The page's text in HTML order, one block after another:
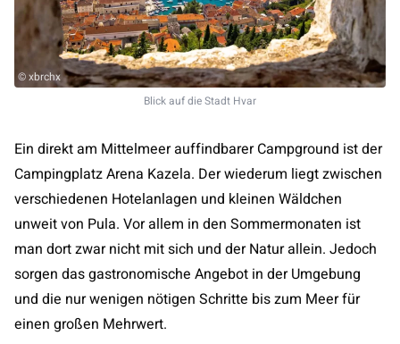
© xbrchx
Blick auf die Stadt Hvar
Ein direkt am Mittelmeer auffindbarer Campground ist der
Campingplatz Arena Kazela. Der wiederum liegt zwischen
verschiedenen Hotelanlagen und kleinen Wäldchen
unweit von Pula. Vor allem in den Sommermonaten ist
man dort zwar nicht mit sich und der Natur allein. Jedoch
sorgen das gastronomische Angebot in der Umgebung
und die nur wenigen nötigen Schritte bis zum Meer für
einen großen Mehrwert.